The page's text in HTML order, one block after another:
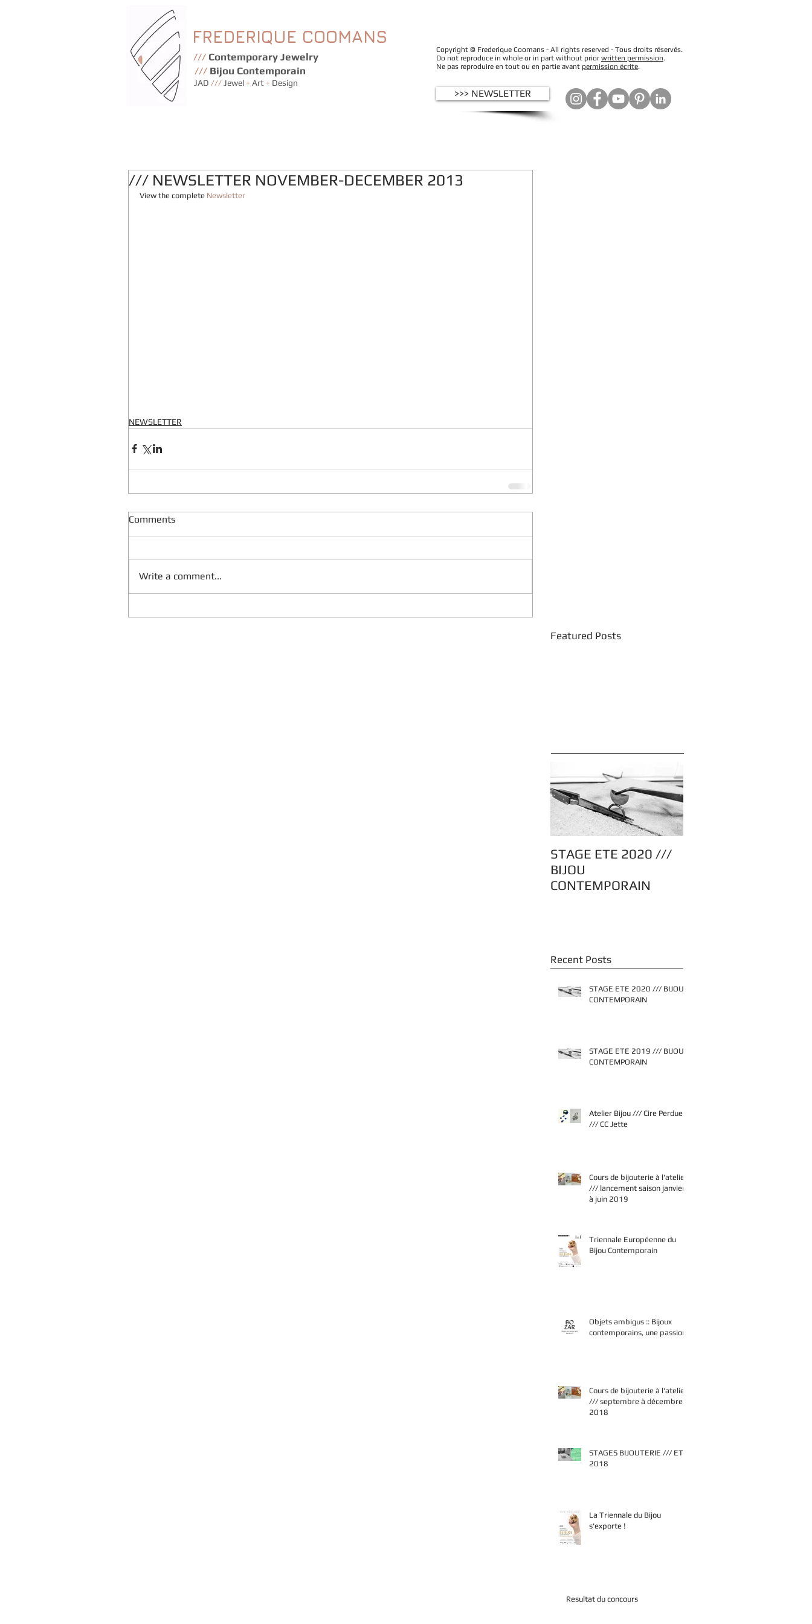
/// NEWSLETTER NOVEMBER-DECEMBER 2013
View the complete Newsletter
NEWSLETTER
Comments
Write a comment...
Featured Posts
STAGE ETE 2020 ///
BIJOU
CONTEMPORAIN
Recent Posts
STAGE ETE 2020 /// BIJOU
CONTEMPORAIN
STAGE ETE 2019 /// BIJOU
CONTEMPORAIN
Atelier Bijou /// Cire Perdue
/// CC Jette
Cours de bijouterie à l'atelier
/// lancement saison janvier
à juin 2019
Triennale Européenne du
Bijou Contemporain
Objets ambigus :: Bijoux
contemporains, une passion.
Cours de bijouterie à l'atelier
/// septembre à décembre
2018
STAGES BIJOUTERIE /// ETE
2018
La Triennale du Bijou
s'exporte !
Resultat du concours
FREDERIQUE COOMANS
/// Contemporary Jewelry
/// Bijou Contemporain
JAD /// Jewel + Art + Design
Copyright © Frederique Coomans - All rights reserved - Tous droits réservés.
Do not reproduce in whole or in part without prior written permission.
Ne pas reproduire en tout ou en partie avant permission écrite.
>>> NEWSLETTER